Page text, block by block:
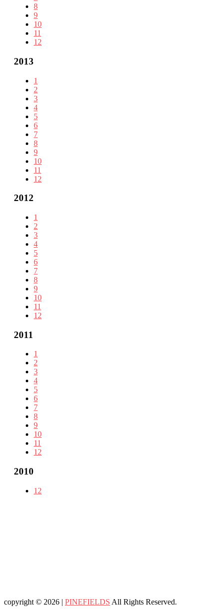
8
9
10
11
12
2013
1
2
3
4
5
6
7
8
9
10
11
12
2012
1
2
3
4
5
6
7
8
9
10
11
12
2011
1
2
3
4
5
6
7
8
9
10
11
12
2010
12
copyright © 2026 | PINEFIELDS All Rights Reserved.